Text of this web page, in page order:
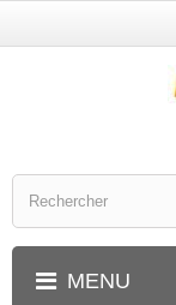
MENU